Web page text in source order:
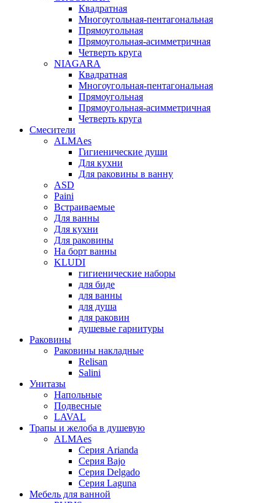
Квадратная
Многоугольная-пентагональная
Прямоугольная
Прямоугольная-асимметричная
Четверть круга
NIAGARA
Квадратная
Многоугольная-пентагональная
Прямоугольная
Прямоугольная-асимметричная
Четверть круга
Смесители
ALMAes
Гигиенические души
Для кухни
Для раковины в ванну
ASD
Paini
Встраиваемые
Для ванны
Для кухни
Для раковины
На борт ванны
KLUDI
гигиенические наборы
для биде
для ванны
для душа
для раковин
душевые гарнитуры
Раковины
Раковины накладные
Relisan
Salini
Унитазы
Напольные
Подвесные
LAVAL
Трапы и желоба в душевую
ALMAes
Серия Arianda
Серия Bajo
Серия Delgado
Серия Laguna
Мебель для ванной